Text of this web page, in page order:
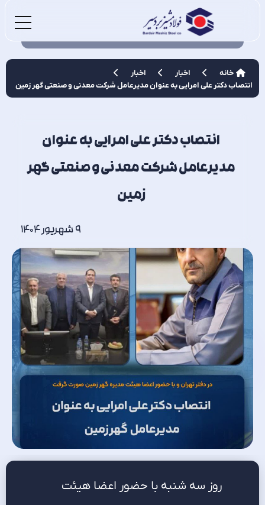
خانه اخبار
اخبار
انتصاب دکتر علی امرایی به عنوان مدیرعامل شرکت معدنی و صنعتی گهر زمین
انتصاب دکتر علی امرایی به عنوان
مدیرعامل شرکت معدنی و صنعتی گهر
زمین
9 شهریور 1404
روز سه شنبه با حضور اعضا هیئت